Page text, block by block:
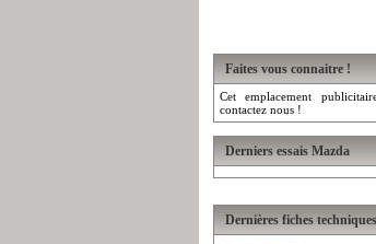
Faites vous connaitre !
Cet emplacement
contactez nous !
Derniers essais Mazda
Dernières fiches